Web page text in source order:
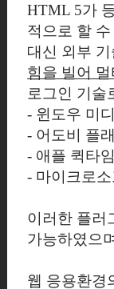
HTML 5가
적으로 할
대신 외부 기
힘을 빌어
로그인 기술
- 윈도우 미
- 어도비 플
- 애플 퀵타
- 마이크로
이러한 플러
가능하였으
웹 응용환경